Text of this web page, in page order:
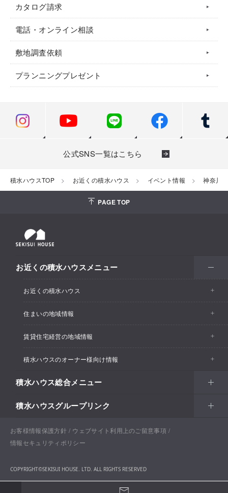
カタログ請求
電話・オンライン相談
敷地調査依頼
プランニングプレゼント
公式SNS一覧はこちら
積水ハウスTOP お近くの積水ハウス イベント情報 神奈川
PAGE TOP
お近くの積水ハウスメニュー
お近くの積水ハウス
お近くの積水ハウストップ
住まいの地域情報
イベント情報
住宅展示場・ショールーム情報
分譲住宅・土地
戸建住宅
賃貸住宅経営の地域情報
イベント情報
支店・事業所情報
賃貸住宅経営（シャーメゾン）
土地活用
積水ハウスのオーナー様向け情報
カスタマーズセンター
リフォーム
Netオーナーズクラブ
積水ハウス総合メニュー
住まい
戸建住宅
分譲マンション（グランドメゾン）
土地活用
開発事業
積水ハウスグループリンク
積水ハウス ノイエ株式会社
積水ハウスリフォーム（オーナー様向けリフォーム）
お客様情報保護方針
ウェブサイト利用上のご留意事項
情報セキュリティポリシー
COPYRIGHT©SEKISUI HOUSE. LTD. ALL RIGHTS RESERVED